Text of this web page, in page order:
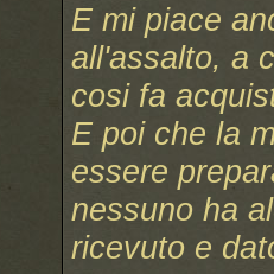
E mi piace
all'assalto, a
cosi fa
E poi che la
essere
nessuno ha
ricevuto e